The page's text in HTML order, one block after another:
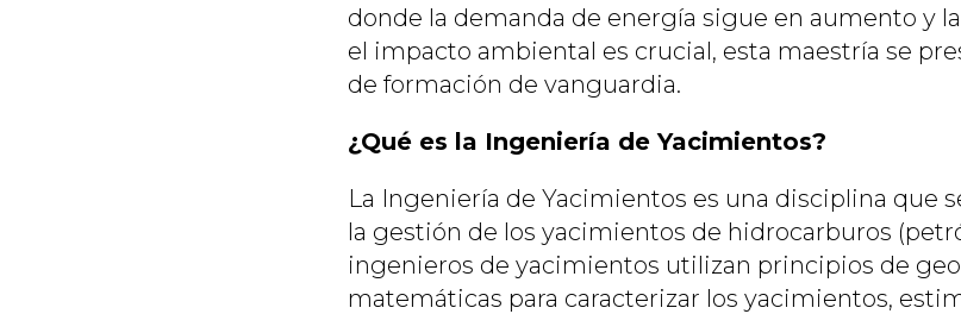
donde la demanda de energía sigue en aumento y
el impacto ambiental es crucial, esta maestría se
de formación de vanguardia.
¿Qué es la Ingeniería de Yacimientos?
La Ingeniería de Yacimientos es una disciplina que
la gestión de los yacimientos de hidrocarburos
ingenieros de yacimientos utilizan principios de
matemáticas para caracterizar los yacimientos,